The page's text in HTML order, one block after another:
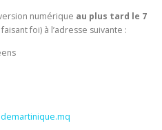
numérique au plus tard le 7
foi) à l’adresse suivante :